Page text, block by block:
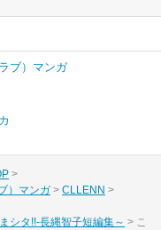
ブ）マンガ
）マンガ
CLLENN
シタ!!-長縄智子短編集～
こ